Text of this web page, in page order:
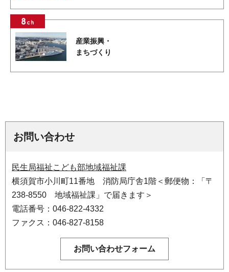
産業振興・
まちづくり
お問い合わせ
民生局福祉こども部地域福祉課
横須賀市小川町11番地 消防局庁舎1階＜郵便物：「〒
238-8550 地域福祉課」で届きます＞
電話番号：046-822-4332
ファクス：046-827-8158